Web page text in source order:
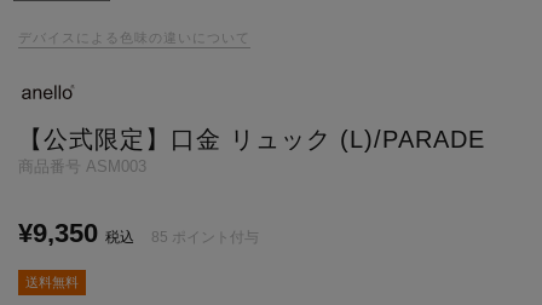
デバイスによる色味の違いについて
【公式限定】口金 リュック (L)/PARADE
商品番号 ASM003
¥9,350 税込 85 ポイント付与
送料無料